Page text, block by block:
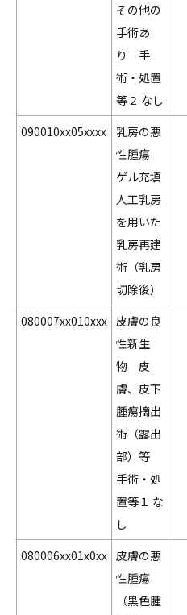
その他の
手術あ
り 手
術・処置
等２ なし
090010xx05xxxx 乳房の悪
性腫瘍
ゲル充填
人工乳房
を用いた
乳房再建
術（乳房
切除後）
080007xx010xxx 皮膚の良
性新生
物 皮
膚、皮下
腫瘍摘出
術（露出
部）等
手術・処
置等１ な
し
080006xx01x0xx 皮膚の悪
性腫瘍
（黒色腫